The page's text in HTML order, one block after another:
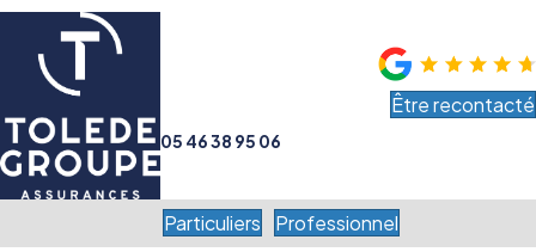
Être recontacté
05 46 38 95 06
Particuliers Professionnel